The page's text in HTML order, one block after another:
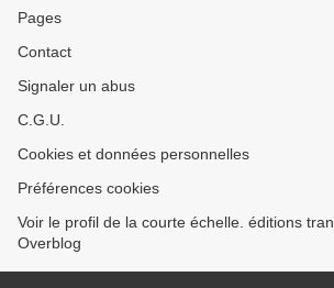
Pages
Contact
Signaler un abus
C.G.U.
Cookies et données personnelles
Préférences cookies
Voir le profil de la courte échelle. éditions
Overblog